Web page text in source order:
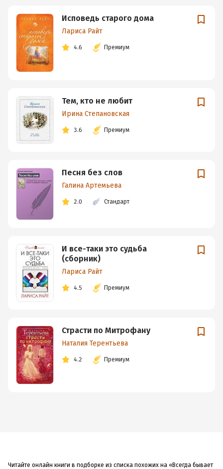
Исповедь старого дома
Лариса Райт
4.6 Премиум
Тем, кто не любит
Ирина Степановская
3.6 Премиум
Песня без слов
Галина Артемьева
2.0 Стандарт
И все-таки это судьба
(сборник)
Лариса Райт
4.5 Премиум
Страсти по Митрофану
Наталия Терентьева
4.2 Премиум
Читайте онлайн книги в подборке из списка похожих на «Всегда бывает